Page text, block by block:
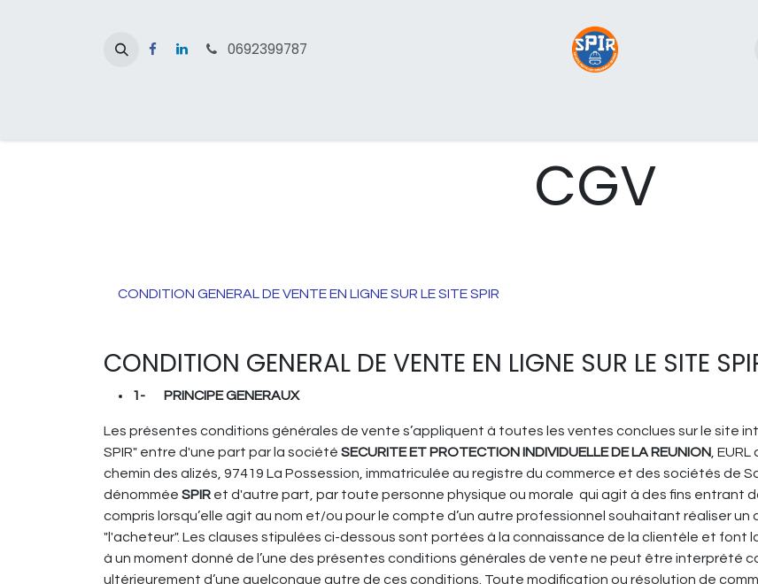
0692399787
CGV
CONDITION GENERAL DE VENTE EN LIGNE SUR LE SITE SPIR
CONDITION GENERAL DE VENTE EN LIGNE SUR LE SITE
1- PRINCIPE GENERAUX
Les présentes conditions générales de vente s’appliquent à toutes les ventes conclues sur le site
SPIR" entre d'une part par la société SECURITE ET PROTECTION INDIVIDUELLE DE LA REUNION ,
chemin des alizés, 97419 La Possession, immatriculée au registre du commerce et des sociétés de
dénommée SPIR et d'autre part, par toute personne physique ou morale qui agit à des fins entrant
compris lorsqu’elle agit au nom et/ou pour le compte d’un autre professionnel souhaitant réaliser un
"l'acheteur". Les clauses stipulées ci-dessous sont portées à la connaissance de la clientèle et font
à un moment donné de l’une des présentes conditions générales de vente ne peut être interprété
ultérieurement d’une quelconque autre de ces conditions. Toute modification ou résolution de